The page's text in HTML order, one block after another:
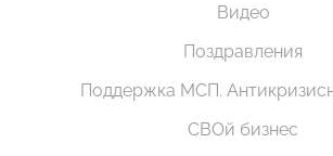
Видео
Поздравления
Поддержка МСП.
СВОй бизнес